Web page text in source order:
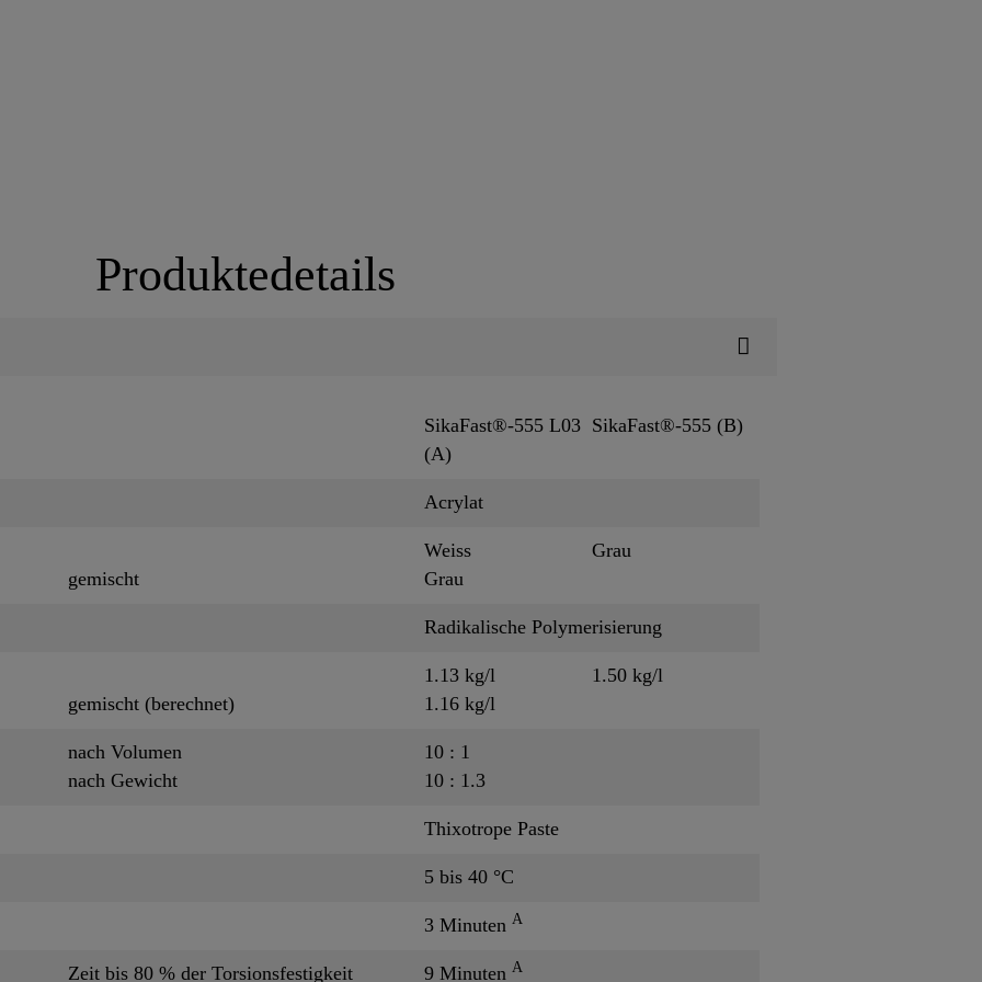
Produktedetails
SikaFast®-555 L03
(A)
SikaFast®-555 (B)
Acrylat
gemischt
Weiss
Grau
Grau
Radikalische Polymerisierung
gemischt (berechnet)
1.13 kg/l
1.50 kg/l
1.16 kg/l
nach Volumen
nach Gewicht
10 : 1
10 : 1.3
Thixotrope Paste
5 bis 40 °C
3 Minuten A
Zeit bis 80 % der Torsionsfestigkeit 9 Minuten A